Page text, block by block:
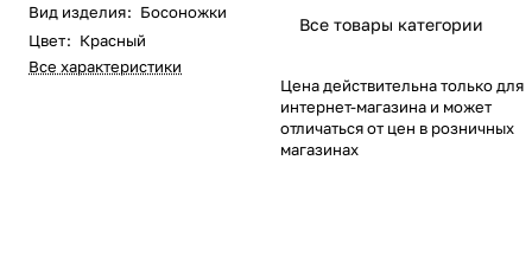
Вид изделия: Босоножки
Цвет: Красный
Все характеристики
Все товары категории
Цена действительна только для
интернет-магазина и может
отличаться от цен в розничных
магазинах